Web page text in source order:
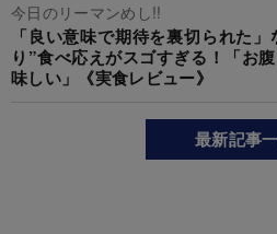
今日のリーマンめし!!
「良い意味で期待を裏切られた
り”食べ応えがスゴすぎる！「お
味しい」《実食レビュー》
最新記事